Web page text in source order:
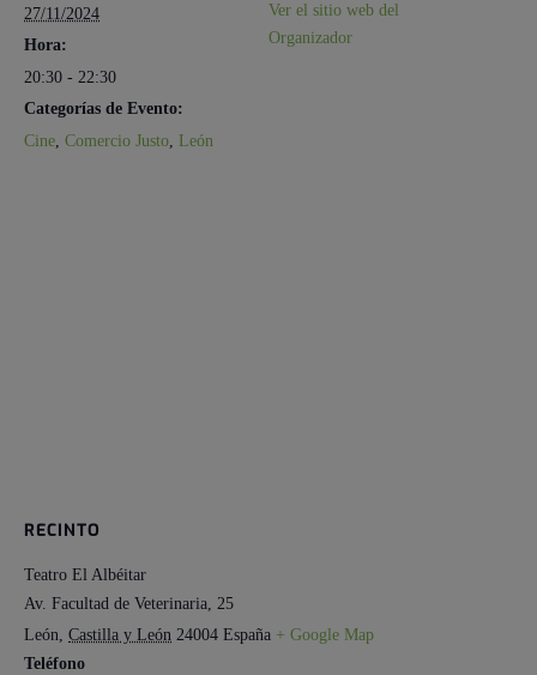
27/11/2024
Hora:
20:30 - 22:30
Categorías de Evento:
Cine, Comercio Justo, León
Ver el sitio web del
Organizador
RECINTO
Teatro El Albéitar
Av. Facultad de Veterinaria, 25
León, Castilla y León 24004 España + Google Map
Teléfono